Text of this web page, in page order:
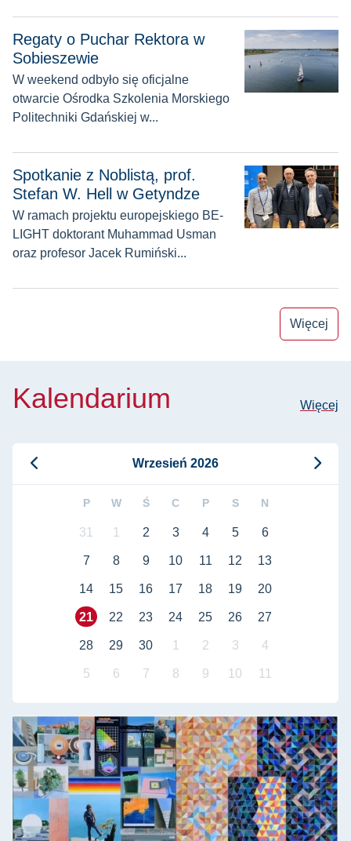
Regaty o Puchar Rektora w
Sobieszewie
W weekend odbyło się oficjalne
otwarcie Ośrodka Szkolenia Morskiego
Politechniki Gdańskiej w...
Spotkanie z Noblistą, prof.
Stefan W. Hell w Getyndze
W ramach projektu europejskiego BE-
LIGHT doktorant Muhammad Usman
oraz profesor Jacek Rumiński...
Więcej
Kalendarium Więcej
Wrzesień 2026
P W Ś C P S N
31 1 2 3 4 5 6
7 8 9 10 11 12 13
14 15 16 17 18 19 20
21 22 23 24 25 26 27
28 29 30 1 2 3 4
5 6 7 8 9 10 11
Zawiadomienie o publicznej dyskusji nad rozprawą